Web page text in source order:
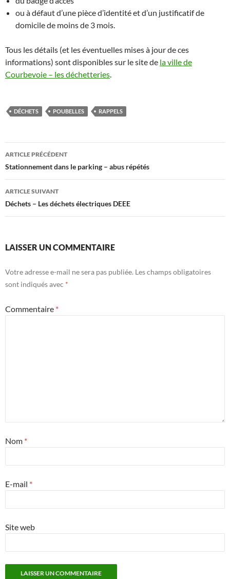
ou à défaut d’une pièce d’identité et d’un justificatif de
domicile de moins de 3 mois.
Tous les détails (et les éventuelles mises à jour de ces
informations) sont disponibles sur le site de la ville de
Courbevoie – les déchetteries.
DÉCHETS POUBELLES RAPPELS
Navigation
des
articles
ARTICLE PRÉCÉDENT
Stationnement dans le parking – abus répétés
ARTICLE SUIVANT
Déchets – Les déchets électriques DEEE
LAISSER UN COMMENTAIRE
Votre adresse e-mail ne sera pas publiée. Les champs obligatoires
sont indiqués avec *
Commentaire *
Nom *
E-mail *
Site web